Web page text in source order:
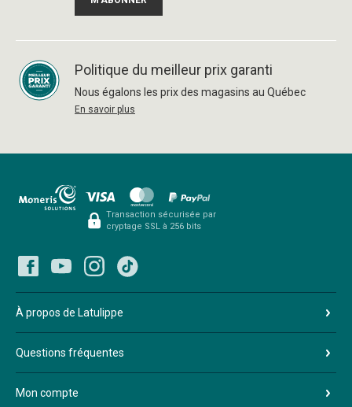
Politique du meilleur prix garanti
Nous égalons les prix des magasins au Québec
En savoir plus
Transaction sécurisée par
cryptage SSL à 256 bits
À propos de Latulippe
Questions fréquentes
Mon compte